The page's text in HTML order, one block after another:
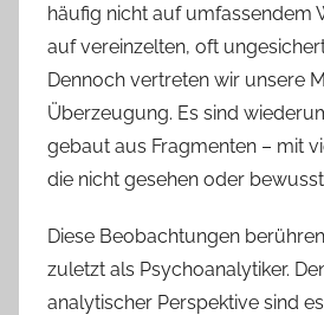
häufig nicht auf umfassendem
auf vereinzelten, oft
Dennoch vertreten wir unsere
Überzeugung. Es sind
gebaut aus Fragmenten – mit
die nicht gesehen oder
Diese Beobachtungen
zuletzt als Psychoanalytiker.
analytischer Perspektive sind